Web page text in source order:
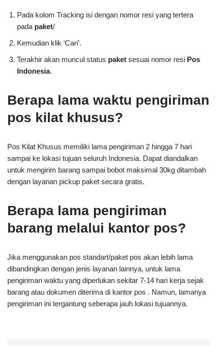
Pada kolom Tracking isi dengan nomor resi yang tertera
pada paket/
Kemudian klik ‘Cari’.
Terakhir akan muncul status paket sesuai nomor resi Pos
Indonesia.
Berapa lama waktu pengiriman
pos kilat khusus?
Pos Kilat Khusus memiliki lama pengiriman 2 hingga 7 hari
sampai ke lokasi tujuan seluruh Indonesia. Dapat diandalkan
untuk mengirim barang sampai bobot maksimal 30kg ditambah
dengan layanan pickup paket secara gratis.
Berapa lama pengiriman
barang melalui kantor pos?
Jika menggunakan pos standart/paket pos akan lebih lama
dibandingkan dengan jenis layanan lainnya, untuk lama
pengiriman waktu yang diperlukan sekitar 7-14 hari kerja sejak
barang atau dokumen diterima di kantor pos . Namun, lamanya
pengiriman ini tergantung seberapa jauh lokasi tujuannya.